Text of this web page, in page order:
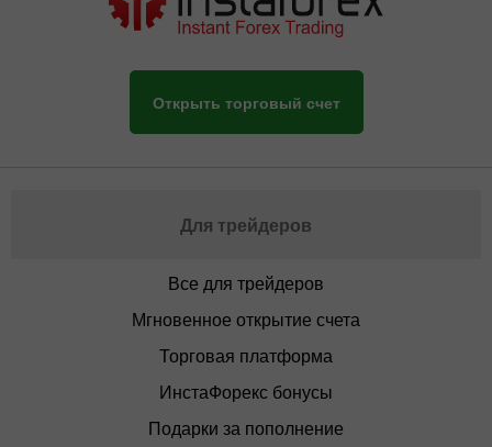
Открыть торговый счет
Для трейдеров
Все для трейдеров
Мгновенное открытие счета
Торговая платформа
ИнстаФорекс бонусы
Подарки за пополнение